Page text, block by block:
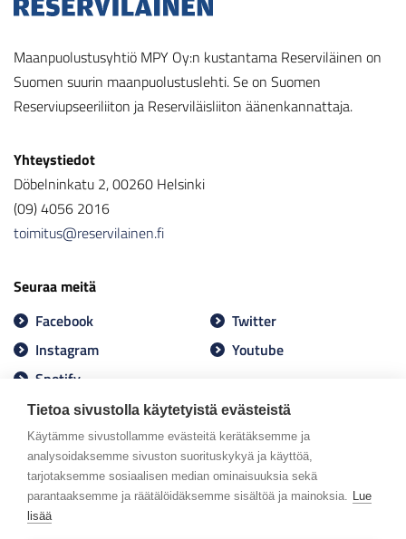
Tietoa sivustolla käytetyistä evästeistä
Käytämme sivustollamme evästeitä kerätäksemme ja
analysoidaksemme sivuston suorituskykyä ja käyttöä,
tarjotaksemme sosiaalisen median ominaisuuksia sekä
parantaaksemme ja räätälöidäksemme sisältöä ja mainoksia. Lue
lisää
Maanpuolustusyhtiö MPY Oy:n kustantama Reserviläinen on
Suomen suurin maanpuolustuslehti. Se on Suomen
Reserviupseeriliiton ja Reserviläisliiton äänenkannattaja.
Yhteystiedot
Döbelninkatu 2, 00260 Helsinki
(09) 4056 2016
toimitus@reservilainen.fi
Seuraa meitä
Facebook
Twitter
Instagram
Youtube
Spotify